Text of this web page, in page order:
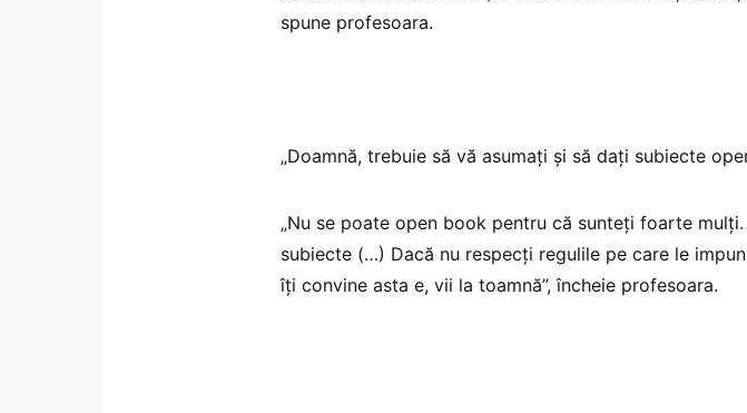
spune profesoara.
„Doamnă, trebuie să vă asumaţi şi să daţi subiecte
„Nu se poate open book pentru că sunteţi foarte
subiecte (…) Dacă nu respecţi regulile pe care le
îţi convine asta e, vii la toamnă”, încheie profesoara.